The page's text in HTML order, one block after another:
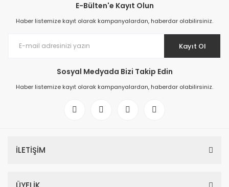
E-Bülten'e Kayıt Olun
Haber listemize kayıt olarak kampanyalardan, haberdar olabilirsiniz.
Kayıt Ol
Sosyal Medyada Bizi Takip Edin
Haber listemize kayıt olarak kampanyalardan, haberdar olabilirsiniz.
İLETİŞİM